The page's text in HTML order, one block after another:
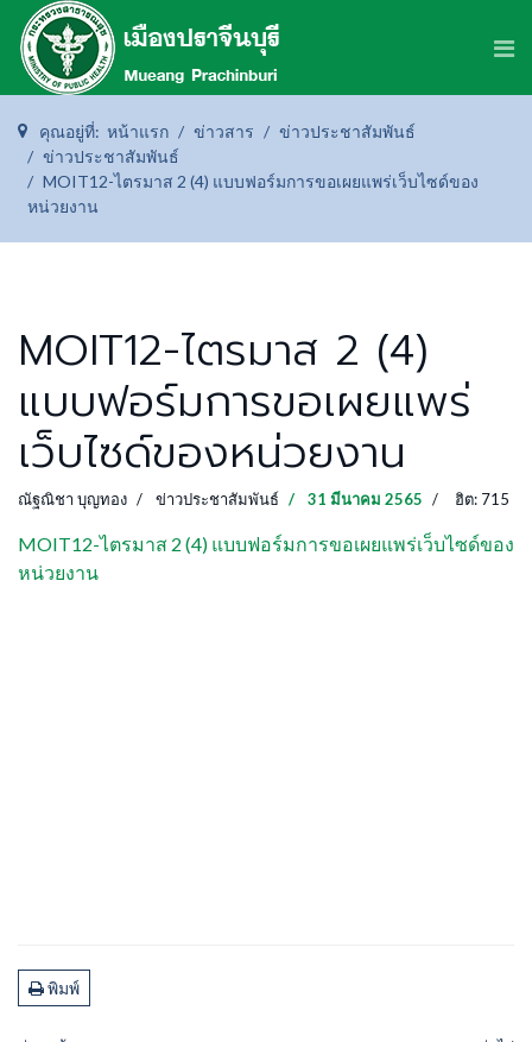
คุณอยู่ที่: หน้าแรก ข่าวสาร
ข่าวประชาสัมพันธ์
ข่าวประชาสัมพันธ์
MOIT12-ไตรมาส 2 (4) แบบฟอร์มการขอเผยแพร่เว็บไซด์ของ
หน่วยงาน
MOIT12-ไตรมาส 2 (4)
แบบฟอร์มการขอเผยแพร่
เว็บไซด์ของหน่วยงาน
ณัฐณิชา บุญทอง ข่าวประชาสัมพันธ์ 31 มีนาคม 2565 ฮิต: 715
MOIT12-ไตรมาส 2 (4) แบบฟอร์มการขอเผยแพร่เว็บไซด์ของ
หน่วยงาน
พิมพ์